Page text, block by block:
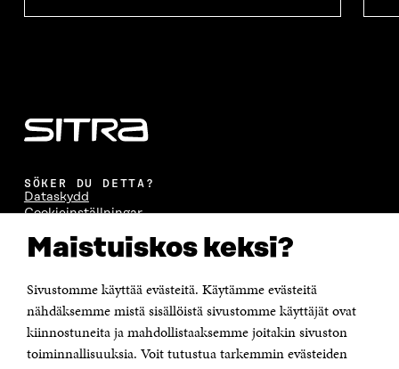
Maistuiskos keksi?
Sivustomme käyttää evästeitä. Käytämme evästeitä
nähdäksemme mistä sisällöistä sivustomme käyttäjät ovat
kiinnostuneita ja mahdollistaaksemme joitakin sivuston
toiminnallisuuksia. Voit tutustua tarkemmin evästeiden
SÖKER DU DETTA?
Dataskydd
Cookieinställningar
Tillgänglighetsutredning
Beskrivning av handlingsoffentligheten
KONTAKTA OSS
Jubileumsfonden för Finlands självständighet Sitra
Östersjögatan 11–13, PB 160,